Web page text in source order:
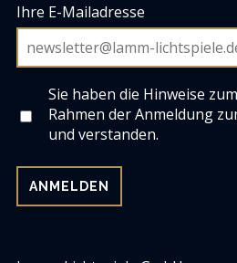
Ihre E-Mailadresse
Sie haben die Hinweise zum
Rahmen der Anmeldung
und verstanden.